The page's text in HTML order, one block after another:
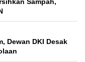
Sampah,
Dewan DKI Desak